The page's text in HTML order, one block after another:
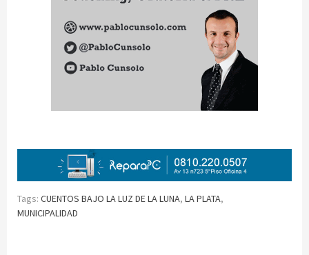
Tags: CUENTOS BAJO LA LUZ DE LA LUNA, LA PLATA,
MUNICIPALIDAD